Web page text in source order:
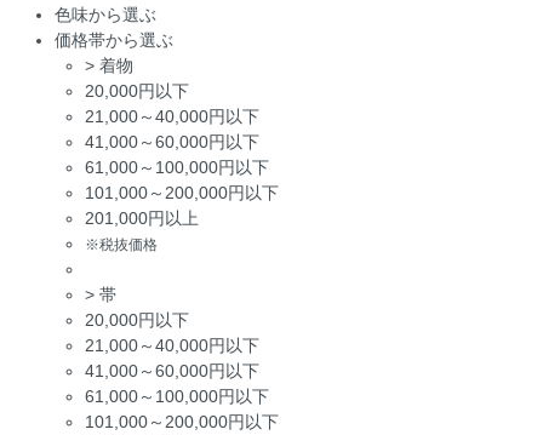
色味から選ぶ
価格帯から選ぶ
> 着物
20,000円以下
21,000～40,000円以下
41,000～60,000円以下
61,000～100,000円以下
101,000～200,000円以下
201,000円以上
※税抜価格
> 帯
20,000円以下
21,000～40,000円以下
41,000～60,000円以下
61,000～100,000円以下
101,000～200,000円以下